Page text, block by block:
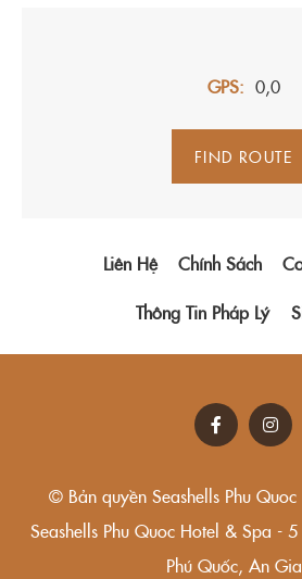
GPS 0,0
FIND ROUTE
Liên Hệ Chính Sách
Thông Tin Pháp Lý
© Bản quyền Seashells Phu
Seashells Phu Quoc Hotel & Spa -
Phú Quốc, An